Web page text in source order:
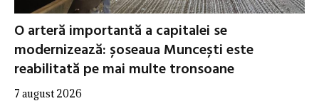
O arteră importantă a capitalei se
modernizează: șoseaua Muncești este
reabilitată pe mai multe tronsoane
7 august 2026